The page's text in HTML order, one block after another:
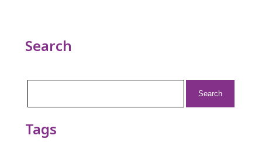
Search
Tags